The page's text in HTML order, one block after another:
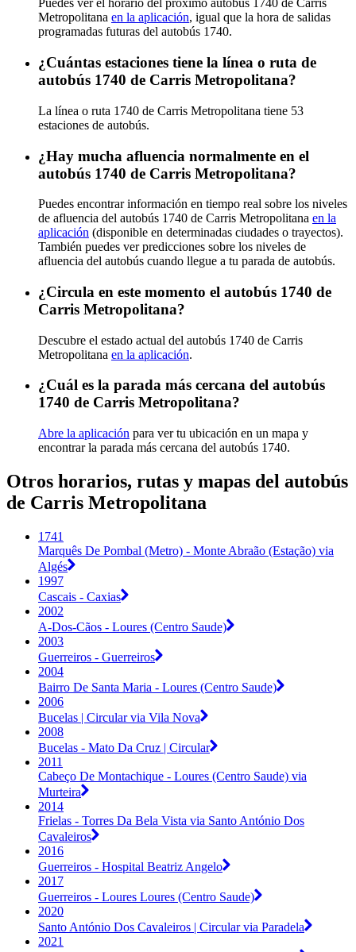
Puedes ver el horario del próximo autobús 1740 de Carris
Metropolitana en la aplicación, igual que la hora de salidas
programadas futuras del autobús 1740.
¿Cuántas estaciones tiene la línea o ruta de
autobús 1740 de Carris Metropolitana?
La línea o ruta 1740 de Carris Metropolitana tiene 53
estaciones de autobús.
¿Hay mucha afluencia normalmente en el
autobús 1740 de Carris Metropolitana?
Puedes encontrar información en tiempo real sobre los niveles
de afluencia del autobús 1740 de Carris Metropolitana en la
aplicación (disponible en determinadas ciudades o trayectos).
También puedes ver predicciones sobre los niveles de
afluencia del autobús cuando llegue a tu parada de autobús.
¿Circula en este momento el autobús 1740 de
Carris Metropolitana?
Descubre el estado actual del autobús 1740 de Carris
Metropolitana en la aplicación.
¿Cuál es la parada más cercana del autobús
1740 de Carris Metropolitana?
Abre la aplicación para ver tu ubicación en un mapa y
encontrar la parada más cercana del autobús 1740.
Otros horarios, rutas y mapas del autobús
de Carris Metropolitana
1741
Marquês De Pombal (Metro) - Monte Abraão (Estação) via
Algés
1997
Cascais - Caxias
2002
A-Dos-Cãos - Loures (Centro Saude)
2003
Guerreiros - Guerreiros
2004
Bairro De Santa Maria - Loures (Centro Saude)
2006
Bucelas | Circular via Vila Nova
2008
Bucelas - Mato Da Cruz | Circular
2011
Cabeço De Montachique - Loures (Centro Saude) via
Murteira
2014
Frielas - Torres Da Bela Vista via Santo António Dos
Cavaleiros
2016
Guerreiros - Hospital Beatriz Angelo
2017
Guerreiros - Loures Loures (Centro Saude)
2020
Santo António Dos Cavaleiros | Circular via Paradela
2021